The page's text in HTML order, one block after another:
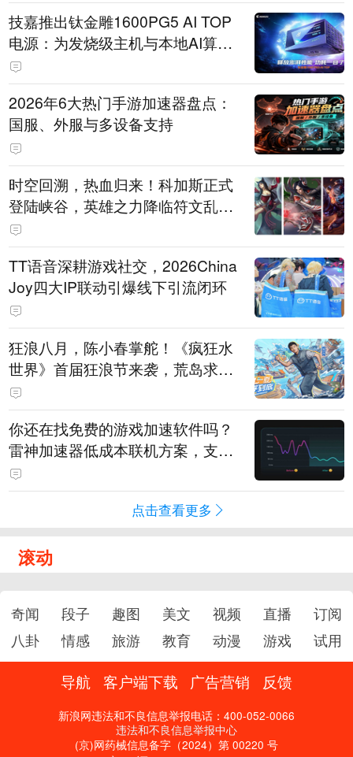
技嘉推出钛金雕1600PG5 AI TOP
电源：为发烧级主机与本地AI算力
打造旗舰供电方案
2026年6大热门手游加速器盘点：
国服、外服与多设备支持
时空回溯，热血归来！科加斯正式
登陆峡谷，英雄之力降临符文乱
斗！
TT语音深耕游戏社交，2026China
Joy四大IP联动引爆线下引流闭环
狂浪八月，陈小春掌舵！《疯狂水
世界》首届狂浪节来袭，荒岛求生
直播即将开启
你还在找免费的游戏加速软件吗？
雷神加速器低成本联机方案，支持
免费试用
点击查看更多
滚动
奇闻 段子 趣图 美文 视频 直播
订阅
八卦
情感 旅游 教育 动漫 游戏 试用
导航 客户端下载 广告营销 反馈
新浪网违法和不良信息举报电话：400-052-0066
违法和不良信息举报中心
(京)网药械信息备字（2024）第 00220 号